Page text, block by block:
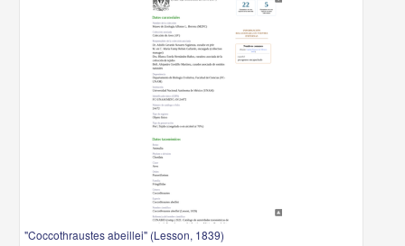
"Coccothraustes abeillei" (Lesson, 1839)